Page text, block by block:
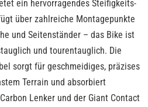
ein hervorragendes Steifigkeits-
über zahlreiche Montagepunkte
und Seitenständer – das Bike ist
und tourentauglich. Die
sorgt für geschmeidiges, präzises
Terrain und absorbiert
Lenker und der Giant Contact